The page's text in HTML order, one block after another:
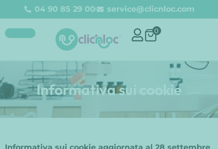
04 90 85 29 00 service@clicnloc.com
0
Informativa sui cookie
Informativa sui cookie aggiornata al 28 settembre